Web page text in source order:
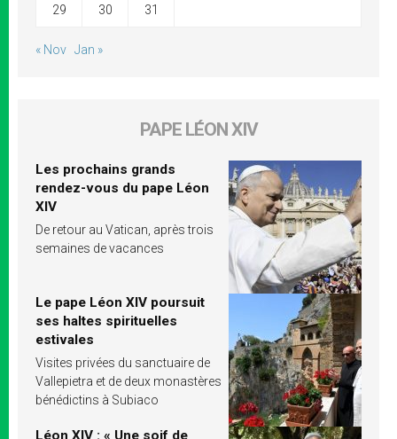
29 30 31
« Nov Jan »
PAPE LÉON XIV
Les prochains grands
rendez-vous du pape Léon
XIV
De retour au Vatican, après trois
semaines de vacances
Le pape Léon XIV poursuit
ses haltes spirituelles
estivales
Visites privées du sanctuaire de
Vallepietra et de deux monastères
bénédictins à Subiaco
Léon XIV : « Une soif de